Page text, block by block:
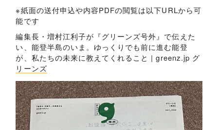
※紙面の送付申込や内容PDFの閲覧は以下URLから可
能です
編集長・増村江利子が『グリーンズ号外』で伝えた
い、能登半島のいま。ゆっくりでも前に進む能登
が、私たちの未来に教えてくれること | greenz.jp グ
リーンズ